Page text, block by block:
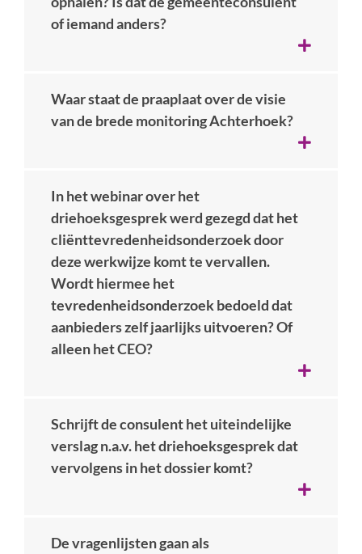
of iemand anders?
Waar staat de praaplaat over de visie
van de brede monitoring Achterhoek?
In het webinar over het
driehoeksgesprek werd gezegd dat het
cliënttevredenheidsonderzoek door
deze werkwijze komt te vervallen.
Wordt hiermee het
tevredenheidsonderzoek bedoeld dat
aanbieders zelf jaarlijks uitvoeren? Of
alleen het CEO?
Schrijft de consulent het uiteindelijke
verslag n.a.v. het driehoeksgesprek dat
vervolgens in het dossier komt?
De vragenlijsten gaan als